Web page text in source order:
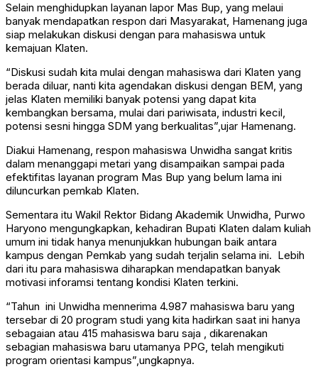
Selain menghidupkan layanan lapor Mas Bup, yang melaui
banyak mendapatkan respon dari Masyarakat, Hamenang juga
siap melakukan diskusi dengan para mahasiswa untuk
kemajuan Klaten.
“Diskusi sudah kita mulai dengan mahasiswa dari Klaten yang
berada diluar, nanti kita agendakan diskusi dengan BEM, yang
jelas Klaten memiliki banyak potensi yang dapat kita
kembangkan bersama, mulai dari pariwisata, industri kecil,
potensi sesni hingga SDM yang berkualitas”,ujar Hamenang.
Diakui Hamenang, respon mahasiswa Unwidha sangat kritis
dalam menanggapi metari yang disampaikan sampai pada
efektifitas layanan program Mas Bup yang belum lama ini
diluncurkan pemkab Klaten.
Sementara itu Wakil Rektor Bidang Akademik Unwidha, Purwo
Haryono mengungkapkan, kehadiran Bupati Klaten dalam kuliah
umum ini tidak hanya menunjukkan hubungan baik antara
kampus dengan Pemkab yang sudah terjalin selama ini. Lebih
dari itu para mahasiswa diharapkan mendapatkan banyak
motivasi inforamsi tentang kondisi Klaten terkini.
“Tahun ini Unwidha mennerima 4.987 mahasiswa baru yang
tersebar di 20 program studi yang kita hadirkan saat ini hanya
sebagaian atau 415 mahasiswa baru saja , dikarenakan
sebagian mahasiswa baru utamanya PPG, telah mengikuti
program orientasi kampus”,ungkapnya.